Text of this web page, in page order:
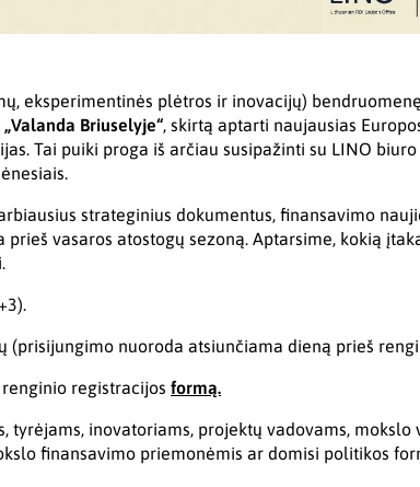
eksperimentinės plėtros ir inovacijų)
Briuselyje“, skirtą aptarti naujausias
Tai puiki proga iš arčiau susipažinti su LINO
strateginius dokumentus, finansavimo
prieš vasaros atostogų sezoną. Aptarsime, kokią
(prisijungimo nuoroda atsiunčiama dieną prieš
registracijos formą.
tyrėjams, inovatoriams, projektų vadovams,
finansavimo priemonėmis ar domisi politikos